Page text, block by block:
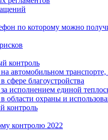
по которому можно
контроль
автомобильном транспорте,
благоустройства
исполнением единой
области охраны и
контроль
контролю 2022